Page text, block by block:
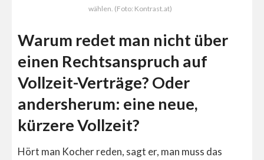
wählen. (Foto: Kontrast.at)
Warum redet man nicht über
einen Rechtsanspruch auf
Vollzeit-Verträge? Oder
andersherum: eine neue,
kürzere Vollzeit?
Hört man Kocher reden, sagt er, man muss das